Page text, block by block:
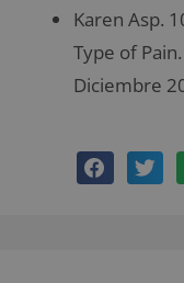
Karen Asp.
Type of
Diciembre